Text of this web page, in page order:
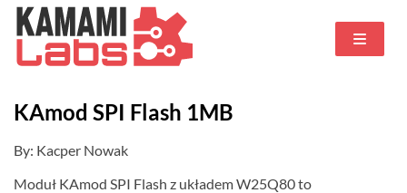
KAmod SPI Flash 1MB
By: Kacper Nowak
Moduł KAmod SPI Flash z układem W25Q80 to